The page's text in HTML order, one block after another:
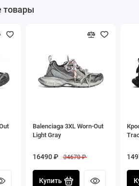
товары
Balenciaga 3XL Worn-Out
Light Gray
16490 ₽ 34670 ₽
Купить